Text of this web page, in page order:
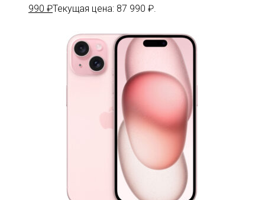
990 ₽Текущая цена: 87 990 ₽.